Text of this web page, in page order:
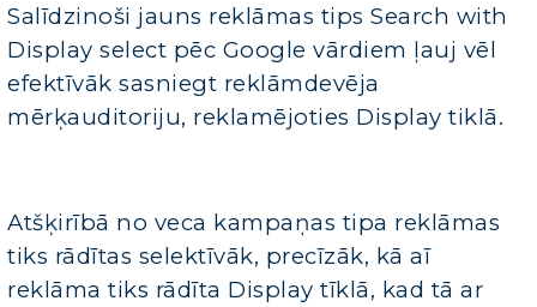
Salīdzinoši jauns reklāmas tips Search with
Display select pēc Google vārdiem ļauj vēl
efektīvāk sasniegt reklāmdevēja
mērķauditoriju, reklamējoties Display tiklā.
Atšķirībā no veca kampaņas tipa reklāmas
tiks rādītas selektīvāk, precīzāk, kā aī
reklāma tiks rādīta Display tīklā, kad tā ar